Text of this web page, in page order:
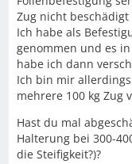
Zug nicht
Ich habe als
genommen und es
habe ich dann
Ich bin mir
mehrere 100 kg Zug
Hast du mal
Halterung bei 300-
die Steifigkeit?)?